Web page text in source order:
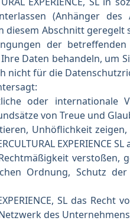
(Anhänger
Abschnitt
der
Ihre Daten behandeln,
nicht für die
oder
von Treue und
Unhöflichkeit
EXPERIENCE
verstoßen,
Ordnung, Schutz
SL das
des